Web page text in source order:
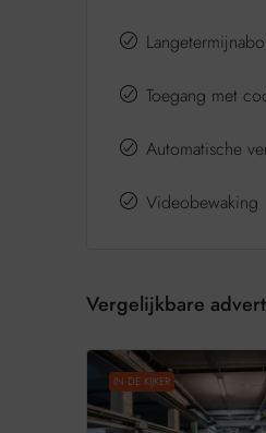
Toegang met
Automatische
Videobewaking
Vergelijkbare
IN DE KIJKER